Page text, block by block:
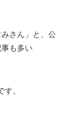
さん」と、公
も多い
す。